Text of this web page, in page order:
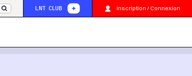
LNT CLUB inscription / Connexion